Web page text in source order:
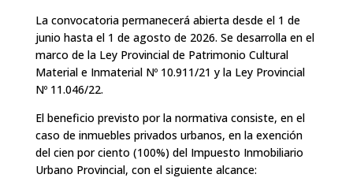
La convocatoria permanecerá abierta desde el 1 de
junio hasta el 1 de agosto de 2026. Se desarrolla en el
marco de la Ley Provincial de Patrimonio Cultural
Material e Inmaterial Nº 10.911/21 y la Ley Provincial
Nº 11.046/22.
El beneficio previsto por la normativa consiste, en el
caso de inmuebles privados urbanos, en la exención
del cien por ciento (100%) del Impuesto Inmobiliario
Urbano Provincial, con el siguiente alcance: